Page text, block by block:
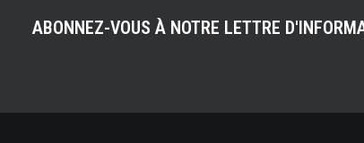
ABONNEZ-VOUS À NOTRE LETTRE